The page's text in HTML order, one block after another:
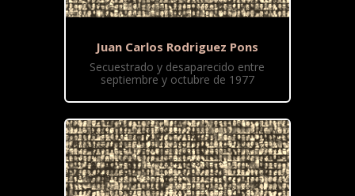
Juan Carlos Rodriguez Pons
Secuestrado y desaparecido entre
septiembre y octubre de 1977